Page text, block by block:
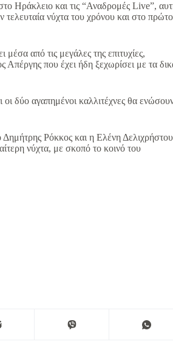
Ηράκλειο και τις “Αναδρομές Live”,
νύχτα του χρόνου και στο πρώτο
από τις μεγάλες της επιτυχίες,
Απέργης που έχει ήδη ξεχωρίσει με τα
δύο αγαπημένοι καλλιτέχνες θα
Ρόκκος και η Ελένη
νύχτα, με σκοπό το κοινό του